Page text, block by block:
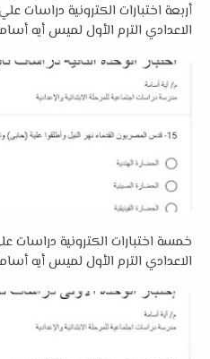
أربعة اختبارات الكترونية دراسات
الاعدادي الترم الأول لميس أيه
خمسة اختبارات الكترونية دراسات
الاعدادي الترم الأول لميس أيه